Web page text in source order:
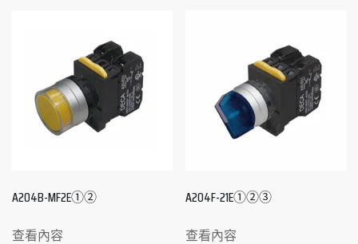
A204B-MF2E①②
查看內容
A204F-21E①②③
查看內容